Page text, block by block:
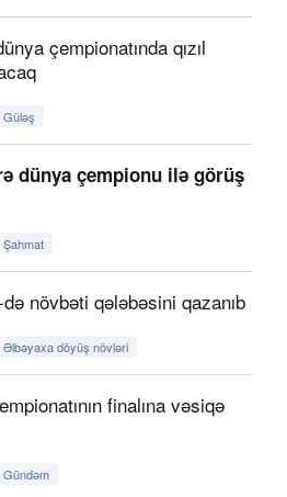
çempionatında qızıl
Güləş
dünya çempionu ilə görüş
Şahmat
növbəti qələbəsini qazanıb
Əlbəyaxa döyüş növləri
finalına vəsiqə
Gündəm